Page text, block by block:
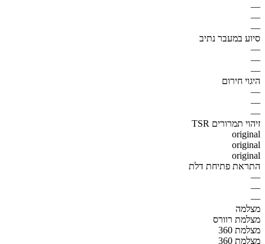
—
—
—
סיוע במעבר נתיב
—
—
—
היגוי חירום
—
—
—
זיהוי תמרורים TSR
original
original
original
התראת פתיחת דלת
—
—
—
מצלמה
מצלמת רוורס
מצלמת 360
מצלמת 360